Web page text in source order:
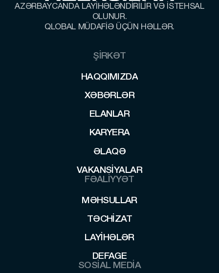
AZƏRBAYCANDA LAYİHƏLƏNDİRİLİR VƏ İSTEHSAL
OLUNUR.
QLOBAL MÜDAFİƏ ÜÇÜN HƏLLƏR.
ŞİRKƏT
HAQQIMIZDA
XƏBƏRLƏR
ELANLAR
KARYERA
ƏLAQƏ
VAKANSIYALAR
VAKANSIYALAR
FƏALİYYƏT
MƏHSULLAR
TƏCHIZAT
LAYİHƏLƏR
DEFAGE
DEFAGE
SOSİAL MEDİA